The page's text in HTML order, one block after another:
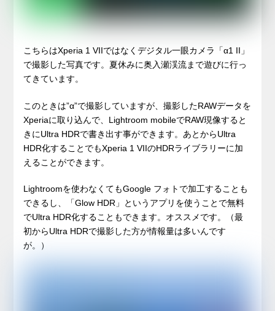
こちらはXperia 1 VIIではなくデジタル一眼カメラ「α1 II」
で撮影した写真です。夏休みに奥入瀬渓流まで遊びに行っ
てきています。
このときは”α”で撮影していますが、撮影したRAWデータを
Xperiaに取り込んで、Lightroom mobileでRAW現像すると
きにUltra HDRで書き出す事ができます。あとからUltra
HDR化することでもXperia 1 VIIのHDRライブラリーに加
えることができます。
Lightroomを使わなくてもGoogle フォトで加工することも
できるし、「Glow HDR」というアプリを使うことで無料
でUltra HDR化することもできます。オススメです。（最
初からUltra HDRで撮影した方が情報量は多いんです
が。）